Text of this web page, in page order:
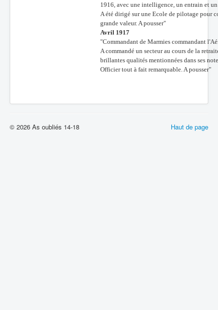
1916, avec une intelligence, un entrain et
A été dirigé sur une Ecole de pilotage pour
grande valeur. A pousser"
Avril 1917
"Commandant de Marmies commandant
A commandé un secteur au cours de la
brillantes qualités mentionnées dans ses
Officier tout à fait remarquable. A pousser"
Haut de page
© 2026 As oubliés 14-18